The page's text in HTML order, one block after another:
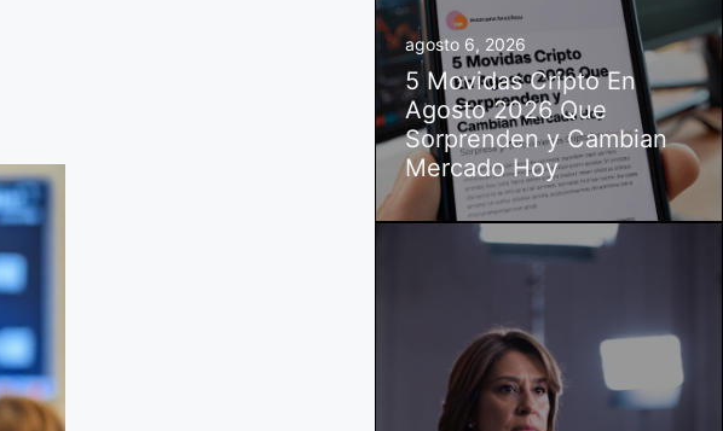
agosto 6, 2026
5 Movidas Cripto En
Agosto 2026 Que
Sorprenden y Cambian
Mercado Hoy